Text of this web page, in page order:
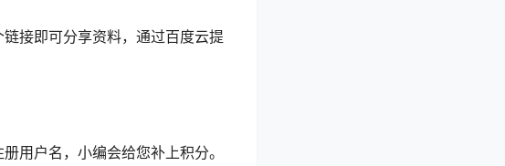
接即可分享资料，通过百度云提
用户名，小编会给您补上积分。